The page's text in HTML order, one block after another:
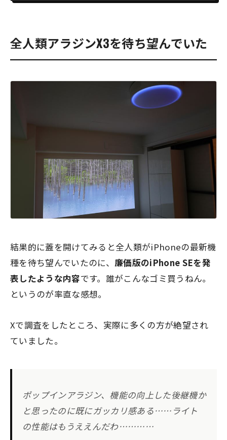
全人類アラジンX3を待ち望んでいた
結果的に蓋を開けてみると全人類がiPhoneの最新機
種を待ち望んでいたのに、 廉価版のiPhone SEを発
表したような内容です。誰がこんなゴミ買うねん。
というのが率直な感想。
Xで調査をしたところ、実際に多くの方が絶望され
ていました。
ポップインアラジン、機能の向上した後継機か
と思ったのに既にガッカリ感ある……ライト
の性能はもうええんだわ…………